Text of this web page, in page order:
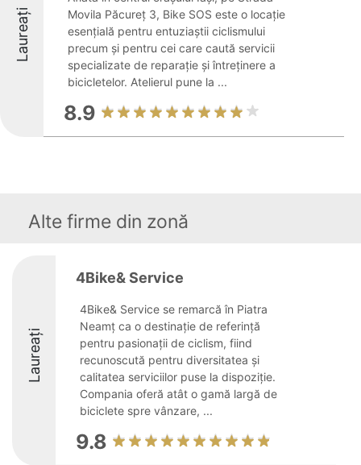
Laureați
Movila Păcureț 3, Bike SOS este o locație
esențială pentru entuziaștii ciclismului
precum și pentru cei care caută servicii
specializate de reparație și întreținere a
bicicletelor. Atelierul pune la ...
8.9
Alte firme din zonă
Laureați
4Bike& Service
4Bike& Service se remarcă în Piatra
Neamț ca o destinație de referință
pentru pasionații de ciclism, fiind
recunoscută pentru diversitatea și
calitatea serviciilor puse la dispoziție.
Compania oferă atât o gamă largă de
biciclete spre vânzare, ...
9.8